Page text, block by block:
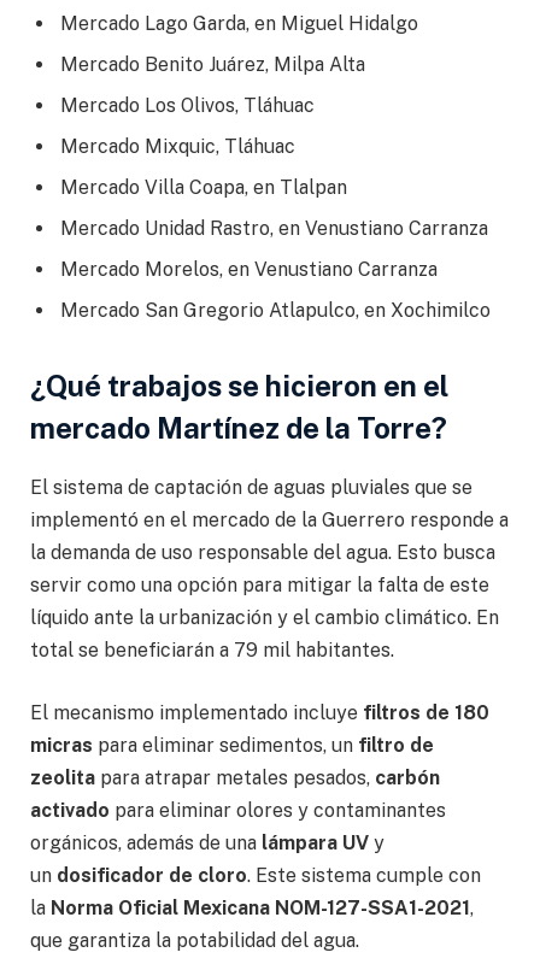
Mercado Lago Garda, en Miguel Hidalgo
Mercado Benito Juárez, Milpa Alta
Mercado Los Olivos, Tláhuac
Mercado Mixquic, Tláhuac
Mercado Villa Coapa, en Tlalpan
Mercado Unidad Rastro, en Venustiano Carranza
Mercado Morelos, en Venustiano Carranza
Mercado San Gregorio Atlapulco, en Xochimilco
¿Qué trabajos se hicieron en el
mercado Martínez de la Torre?
El sistema de captación de aguas pluviales que se
implementó en el mercado de la Guerrero responde a
la demanda de uso responsable del agua. Esto busca
servir como una opción para mitigar la falta de este
líquido ante la urbanización y el cambio climático. En
total se beneficiarán a 79 mil habitantes.
El mecanismo implementado incluye filtros de 180
micras para eliminar sedimentos, un filtro de
zeolita para atrapar metales pesados, carbón
activado para eliminar olores y contaminantes
orgánicos, además de una lámpara UV y
un dosificador de cloro. Este sistema cumple con
la Norma Oficial Mexicana NOM-127-SSA1-2021,
que garantiza la potabilidad del agua.